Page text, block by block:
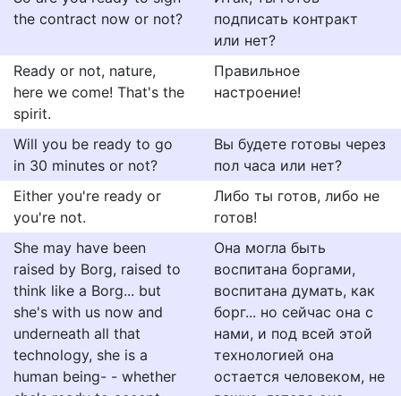
the contract now or not?
подписать контракт
или нет?
Ready or not, nature,
here we come! That's the
spirit.
Правильное
настроение!
Will you be ready to go
in 30 minutes or not?
Вы будете готовы через
пол часа или нет?
Either you're ready or
you're not.
Либо ты готов, либо не
готов!
She may have been
raised by Borg, raised to
think like a Borg... but
she's with us now and
underneath all that
technology, she is a
human being- - whether
Она могла быть
воспитана боргами,
воспитана думать, как
борг... но сейчас она с
нами, и под всей этой
технологией она
остается человеком, не